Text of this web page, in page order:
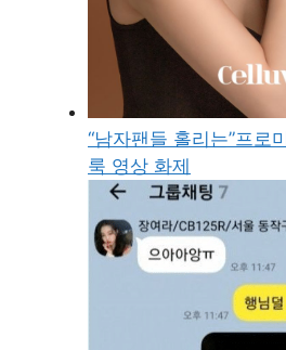
“남자팬들 홀리는”프로
룩 영상 화제